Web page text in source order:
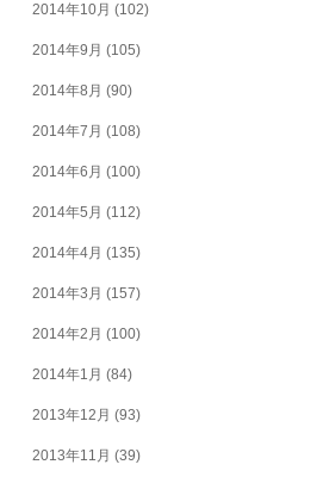
2014年10月 (102)
2014年9月 (105)
2014年8月 (90)
2014年7月 (108)
2014年6月 (100)
2014年5月 (112)
2014年4月 (135)
2014年3月 (157)
2014年2月 (100)
2014年1月 (84)
2013年12月 (93)
2013年11月 (39)